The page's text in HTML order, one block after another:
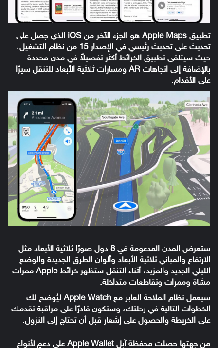
تطبيق Apple Maps هو الجزء الآخر من iOS الذي جصل على
تحديث على تحديث رئيسي في الإصدار 15 من نظام التشغيل،
حيث سيتلقى تطبيق الخرائط أكثر تفصيلاً في مدن محددة
بالإضافة إلى اتجاهات AR ومسارات ثلاثية الأبعاد للتنقل سيرًا
على الأقدام.
ستعرض المدن المدعومة في 8 دول صورًا ثلاثية الأبعاد مثل
الارتفاع والمباني ثلاثية الأبعاد وألوان الطرق الجديدة والوضع
الليلي الجديد والمزيد، أثناء التنقل ستظهر خرائط Apple ممرات
مشاة وممرات وتقاطعات متداخلة.
سيعمل نظام الملاحة العابر مع Apple Watch ليُوضح لك
الخطوات التالية في رحلتك، وستكون قادرًا على مراقبة تقدمك
على الخريطة والحصول على إشعار قبل أن تحتاج إلى النزول.
من جهتها حصلت محفظة آبل Apple Wallet على دعمٍ لأنواع